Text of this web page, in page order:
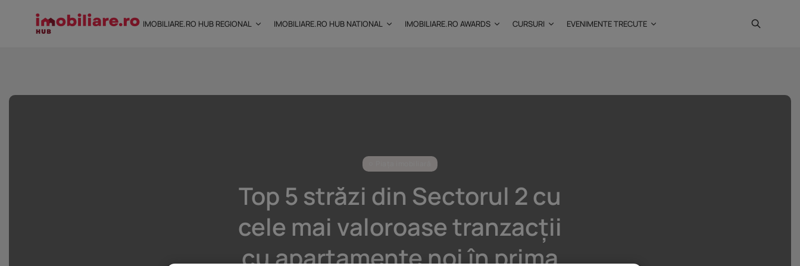
IMOBILIARE.RO HUB REGIONAL IMOBILIARE.RO HUB NATIONAL IMOBILIARE.RO AWARDS CURSURI EVENIMENTE TRECUTE
9 Min
Top 5 străzi din Sectorul 2 cu
cele mai valoroase tranzacții
cu apartamente noi în prima